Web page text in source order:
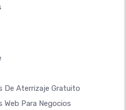
De Aterrizaje Gratuito
Para Negocios